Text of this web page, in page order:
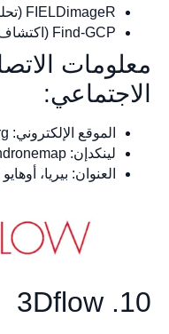
FIELDimageR (تحليل الصور الزراعية)
Find-GCP (اكتشاف علامة ArUco في الصور)
الاتصال
الموقع الإلكتروني: www.opendronemap.org
لينكدإن: www.linkedin.com/company/opendronemap
العنوان: بيريا، أوهايو 44017، الولايات المتحدة